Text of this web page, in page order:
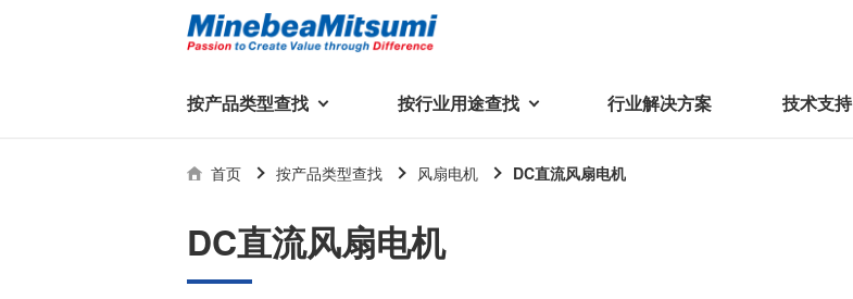
按产品类型查找 按行业用途查找 行业解决方案 技术支持
轴承
技术支持
技术解说 产品目录下载
常见问题
产品知识
美蓓亚三美集团
首页 按产品类型查找 风扇电机 DC直流风扇电机
DC直流风扇电机